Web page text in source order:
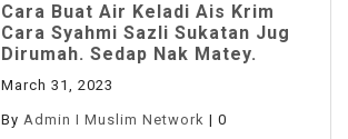
Cara Buat Air Keladi Ais Krim
Cara Syahmi Sazli Sukatan Jug
Dirumah. Sedap Nak Matey.
March 31, 2023
By Admin I Muslim Network | 0